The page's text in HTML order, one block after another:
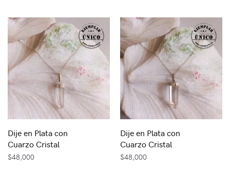
Dije en Plata con
Cuarzo Cristal
$48,000
Dije en Plata con
Cuarzo Cristal
$48,000